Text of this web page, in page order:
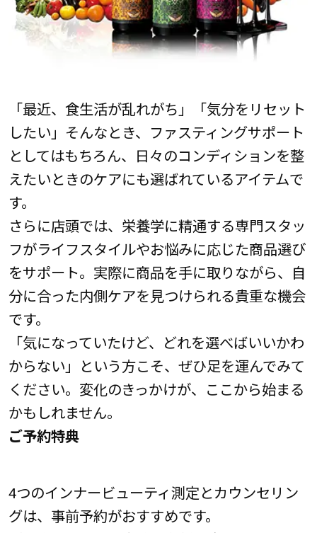
「最近、食生活が乱れがち」「気分をリセット
したい」そんなとき、ファスティングサポート
としてはもちろん、日々のコンディションを整
えたいときのケアにも選ばれているアイテムで
す。
さらに店頭では、栄養学に精通する専門スタッ
フがライフスタイルやお悩みに応じた商品選び
をサポート。実際に商品を手に取りながら、自
分に合った内側ケアを見つけられる貴重な機会
です。
「気になっていたけど、どれを選べばいいかわ
からない」という方こそ、ぜひ足を運んでみて
ください。変化のきっかけが、ここから始まる
かもしれません。
ご予約特典
4つのインナービューティ測定とカウンセリン
グは、事前予約がおすすめです。